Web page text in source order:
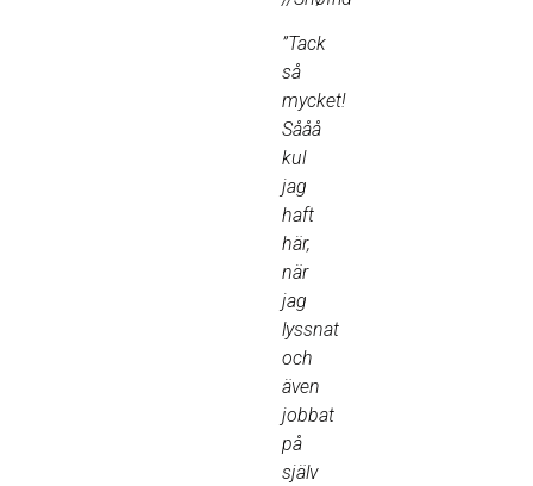
”Tack
så
mycket!
Sååå
kul
jag
haft
här,
när
jag
lyssnat
och
även
jobbat
på
själv